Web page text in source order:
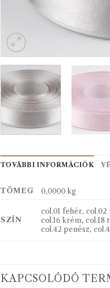
TOVÁBBI INFORMÁCIÓK
TÖMEG 0,0000 kg
SZÍN
col.01 fehér, col.02
col.16 krém, col.18
col.42 penész,
KAPCSOLÓDÓ